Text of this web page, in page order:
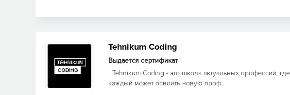
Tehnikum Coding
Выдается сертификат
Tehnikum Coding - это школа актуальных профессий, где
каждый может освоить новую проф...